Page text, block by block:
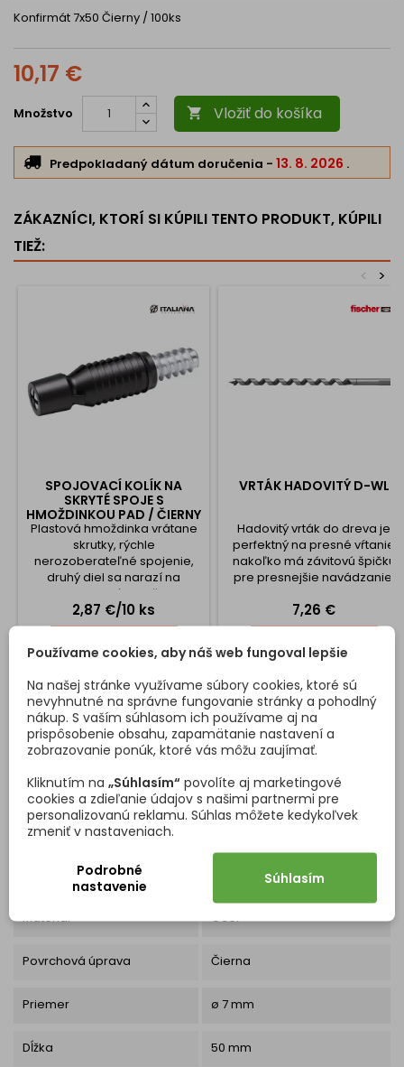
Konfirmát 7x50 Čierny / 100ks
10,17 €
Množstvo  Vložiť do košíka
Predpokladaný dátum doručenia - 13. 8. 2026 .
ZÁKAZNÍCI, KTORÍ SI KÚPILI TENTO PRODUKT, KÚPILI
TIEŽ:
>
<
SPOJOVACÍ KOLÍK NA
SKRYTÉ SPOJE S
HMOŽDINKOU PAD / ČIERNY
- 10KS
Plastová hmoždinka vrátane
skrutky, rýchle
nerozoberateľné spojenie,
druhý diel sa narazí na
naskrutkovanú hmoždinku.
Vŕtanie: Hmoždinka - 8 x
30mm, Skrutka - 5 x 11mm.
Priemer hmoždinky - 9,3 mm.
Doporučená hrúbka
Pred použitím odporúčame
urobiť skúšku, či sa
hmoždinka neroztrhne /
nepoškodí drevotrieskovú
dosku. Cena je za...
Cena
2,87 €/10 ks
VRTÁK HADOVITÝ D-WL
Hadovitý vrták do dreva je
perfektný na presné vŕtanie
nakoľko má závitovú špičku
pre presnejšie navádzanie.
Cena
7,26 €
DETAILY PRODUKTU OTÁZKY (FAQ)
Vlastnosti produktu
Materiál Oceľ
Povrchová úprava Čierna
Priemer ø 7 mm
Dĺžka 50 mm
Používame cookies, aby náš web fungoval lepšie
Na našej stránke využívame súbory cookies, ktoré sú
nevyhnutné na správne fungovanie stránky a pohodlný
nákup. S vaším súhlasom ich používame aj na
prispôsobenie obsahu, zapamätanie nastavení a
zobrazovanie ponúk, ktoré vás môžu zaujímať.
Kliknutím na „Súhlasím“ povolíte aj marketingové
cookies a zdieľanie údajov s našimi partnermi pre
personalizovanú reklamu. Súhlas môžete kedykoľvek
zmeniť v nastaveniach.
Podrobné
nastavenie
Súhlasím